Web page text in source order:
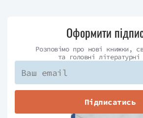
Оформити
Розповімо про нові книжки,
та головні літературні
Підписатись